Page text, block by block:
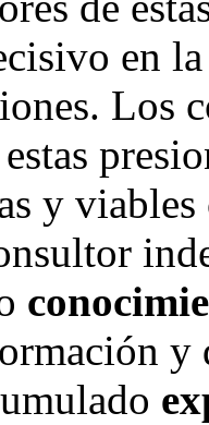
en
Los
y
y